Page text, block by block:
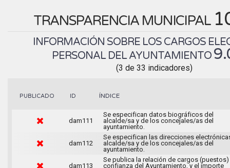
TRANSPARENCIA MUNICIPAL
INFORMACIÓN SOBRE LOS CARGOS
PERSONAL DEL AYUNTAMIENTO
(3 de 33 indicadores)
PUBLICADO ID ÍNDICE
dam111
Se especifican datos biográficos del
alcalde/sa y de los concejales/as del
ayuntamiento.
dam112
Se especifican las direcciones
alcalde/sa y de los concejales/as del
ayuntamiento.
dam113
Se publica la relación de cargos
confianza del Ayuntamiento, y el importe